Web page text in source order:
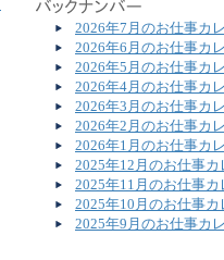
2026年7月のお仕事カ
2026年6月のお仕事カ
2026年5月のお仕事カ
2026年4月のお仕事カ
2026年3月のお仕事カ
2026年2月のお仕事カ
2026年1月のお仕事カ
2025年12月のお仕事カ
2025年11月のお仕事カ
2025年10月のお仕事カ
2025年9月のお仕事カ